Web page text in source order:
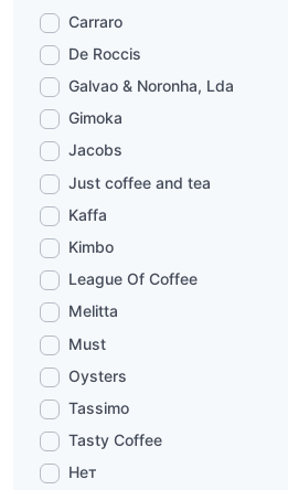
Carraro
De Roccis
Galvao & Noronha, Lda
Gimoka
Jacobs
Just coffee and tea
Kaffa
Kimbo
League Of Coffee
Melitta
Must
Oysters
Tassimo
Tasty Coffee
Нет